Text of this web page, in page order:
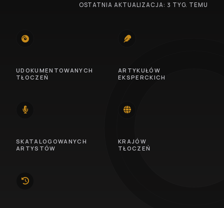
OSTATNIA AKTUALIZACJA: 3 TYG. TEMU
UDOKUMENTOWANYCH
TŁOCZEŃ
ARTYKUŁÓW
EKSPERCKICH
SKATALOGOWANYCH
ARTYSTÓW
KRAJÓW
TŁOCZEŃ